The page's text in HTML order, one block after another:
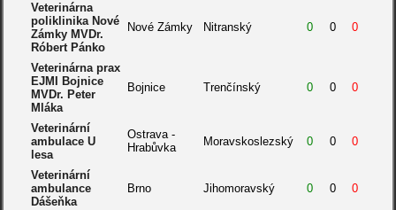
Veterinárna
poliklinika Nové
Zámky MVDr.
Róbert Pánko
Nové Zámky Nitranský 0 0 0
Veterinárna prax
EJMI Bojnice
MVDr. Peter
Mláka
Bojnice Trenčínský 0 0 0
Veterinární
ambulace U
lesa
Ostrava -
Hrabůvka
Moravskoslezský 0 0 0
Veterinární
ambulance
Dášeňka
Brno Jihomoravský 0 0 0